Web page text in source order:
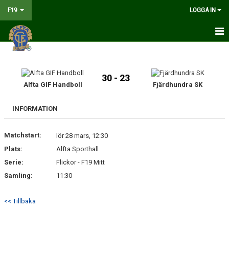
F19 LOGGA IN
HEM
NYHETER
KALENDER
TRUPPEN
BILDGALLERI
KONTAKT
Alfta GIF Handboll
30 - 23
Fjärdhundra SK
INFORMATION
Matchstart:
lör 28 mars, 12:30
Plats:
Alfta Sporthall
Serie:
Flickor - F19 Mitt
Samling:
11:30
<< Tillbaka